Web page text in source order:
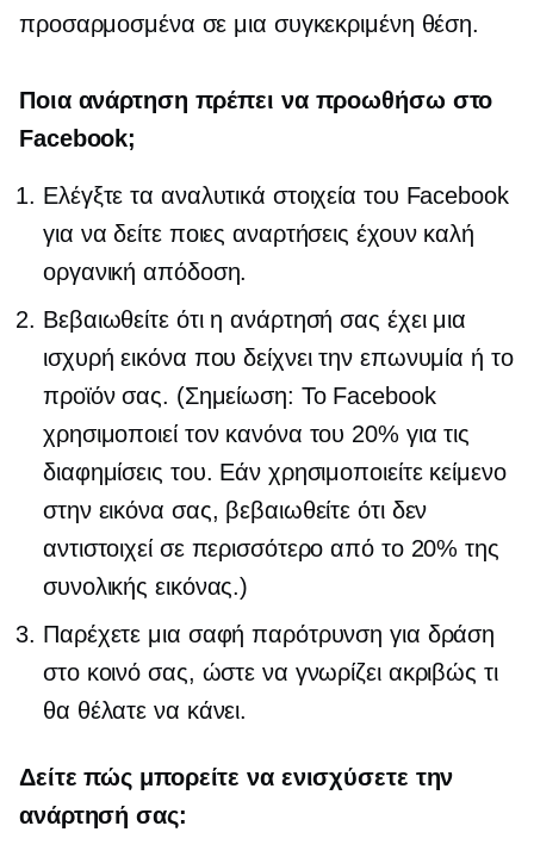
προσαρμοσμένα σε μια συγκεκριμένη θέση.
Ποια ανάρτηση πρέπει να προωθήσω στο
Facebook;
Ελέγξτε τα αναλυτικά στοιχεία του Facebook
για να δείτε ποιες αναρτήσεις έχουν καλή
οργανική απόδοση.
Βεβαιωθείτε ότι η ανάρτησή σας έχει μια
ισχυρή εικόνα που δείχνει την επωνυμία ή το
προϊόν σας. (Σημείωση: Το Facebook
χρησιμοποιεί τον κανόνα του 20% για τις
διαφημίσεις του. Εάν χρησιμοποιείτε κείμενο
στην εικόνα σας, βεβαιωθείτε ότι δεν
αντιστοιχεί σε περισσότερο από το 20% της
συνολικής εικόνας.)
Παρέχετε μια σαφή παρότρυνση για δράση
στο κοινό σας, ώστε να γνωρίζει ακριβώς τι
θα θέλατε να κάνει.
Δείτε πώς μπορείτε να ενισχύσετε την
ανάρτησή σας: